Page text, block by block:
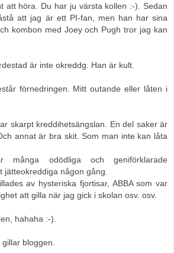
att höra. Du har ju värsta kollen :-). Sedan
att jag är ett PI-fan, men han har sina
kombon med Joey och Pugh tror jag kan
är inte okreddg. Han är kult.
förnedringen. Mitt outande eller låten i
skarpt kreddihetsängslan. En del saker är
annat är bra skit. Som man inte kan låta
många odödliga och geniförklarade
jätteokreddiga någon gång.
av hysteriska fjortisar, ABBA som var
att gilla när jag gick i skolan osv. osv.
hahaha :-).
bloggen.